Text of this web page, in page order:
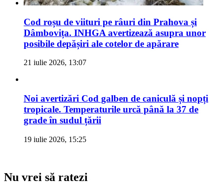
Cod roșu de viituri pe râuri din Prahova și
Dâmbovița. INHGA avertizează asupra unor
posibile depășiri ale cotelor de apărare
21 iulie 2026, 13:07
Noi avertizări Cod galben de caniculă și nopți
tropicale. Temperaturile urcă până la 37 de
grade în sudul țării
19 iulie 2026, 15:25
Nu vrei să ratezi